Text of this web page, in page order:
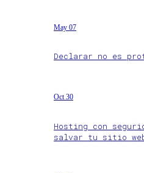
May 07
Declarar no es
Oct 30
Hosting con
salvar tu sitio